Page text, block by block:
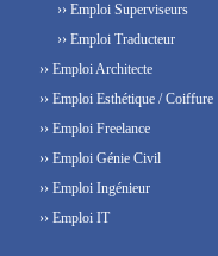
›› Emploi Superviseurs
›› Emploi Traducteur
›› Emploi Architecte
›› Emploi Esthétique / Coiffure
›› Emploi Freelance
›› Emploi Génie Civil
›› Emploi Ingénieur
›› Emploi IT